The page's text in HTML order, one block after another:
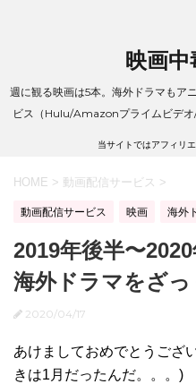
映画中
週に観る映画は5本。海外ドラマもア
ビス（Hulu/Amazonプライムビデオ
当サイトではアフィリ
HOME > 動画配信サービス >
動画配信サービス 映画 海外
2019年後半〜
海外ドラマをざっ
2020/04/17
あけましておめでとうござ
きは1月だったんだ。。。)